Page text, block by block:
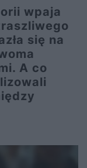
wpaja
się na
A co